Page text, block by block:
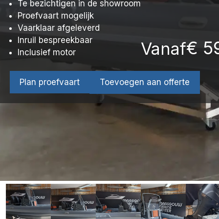
Te bezichtigen in de showroom
Proefvaart mogelijk
Vaarklaar afgeleverd
Inruil bespreekbaar
Inclusief motor
Vanaf€
Plan proefvaart Toevoegen aan offerte